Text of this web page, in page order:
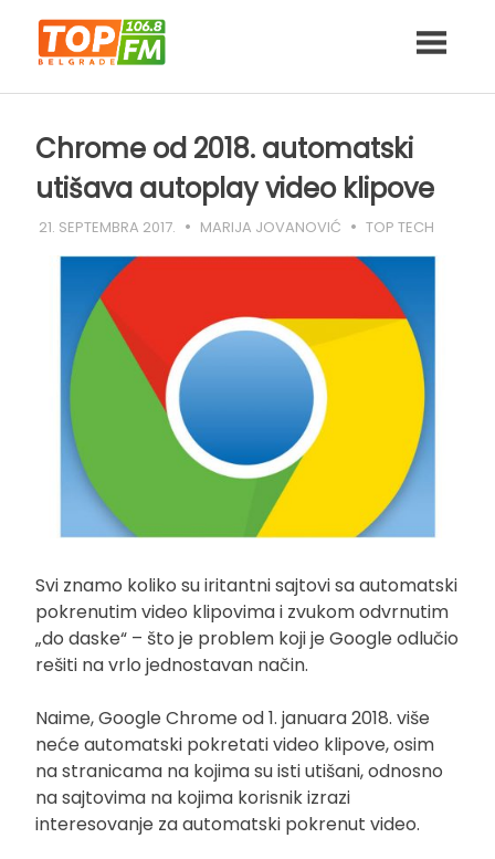
content
Chrome od 2018. automatski
utišava autoplay video klipove
21. SEPTEMBRA 2017. MARIJA JOVANOVIĆ TOP TECH
Svi znamo koliko su iritantni sajtovi sa automatski
pokrenutim video klipovima i zvukom odvrnutim
„do daske“ – što je problem koji je Google odlučio
rešiti na vrlo jednostavan način.
Naime, Google Chrome od 1. januara 2018. više
neće automatski pokretati video klipove, osim
na stranicama na kojima su isti utišani, odnosno
na sajtovima na kojima korisnik izrazi
interesovanje za automatski pokrenut video.